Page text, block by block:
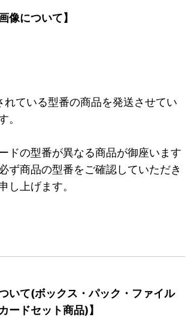
像について】
れている型番の商品を発送させてい
。
ドの型番が異なる商品が御座います
ず商品の型番をご確認していただき
し上げます。
いて(ボックス・パック・ファイル
ードセット商品)】